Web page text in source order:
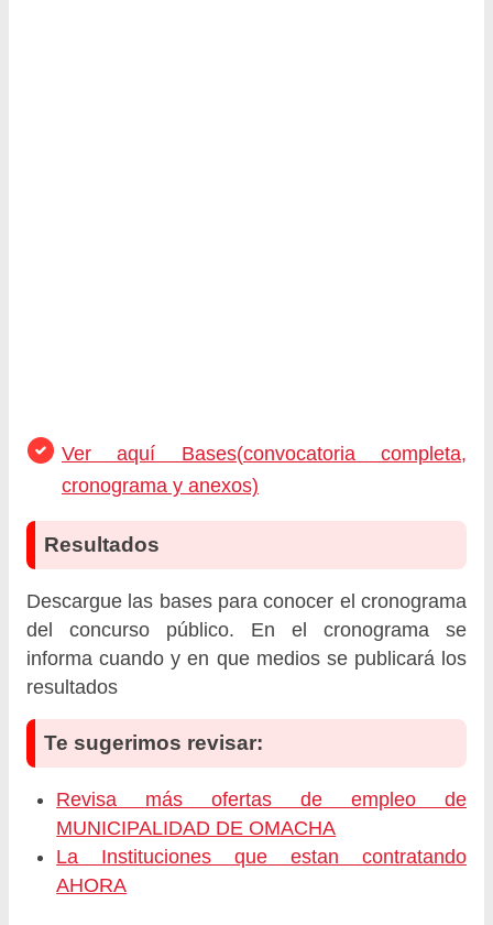
Ver aquí Bases(convocatoria completa,
cronograma y anexos)
Resultados
Descargue las bases para conocer el cronograma
del concurso público. En el cronograma se
informa cuando y en que medios se publicará los
resultados
Te sugerimos revisar:
Revisa más ofertas de empleo de
MUNICIPALIDAD DE OMACHA
La Instituciones que estan contratando
AHORA